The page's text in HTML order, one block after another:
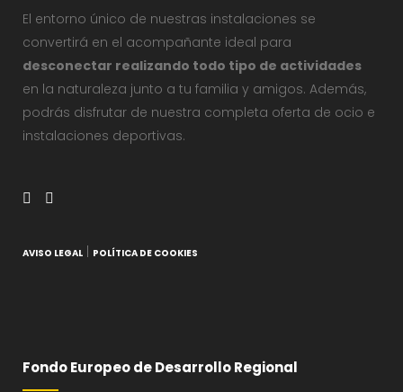
El entorno único de nuestras instalaciones se
convertirá en el acompañante ideal para
desconectar realizando todo tipo de actividades
en la naturaleza junto a tu familia y amigos. Además,
podrás disfrutar de nuestra completa oferta de ocio e
instalaciones deportivas.
AVISO LEGAL POLÍTICA DE COOKIES
Fondo Europeo de Desarrollo Regional